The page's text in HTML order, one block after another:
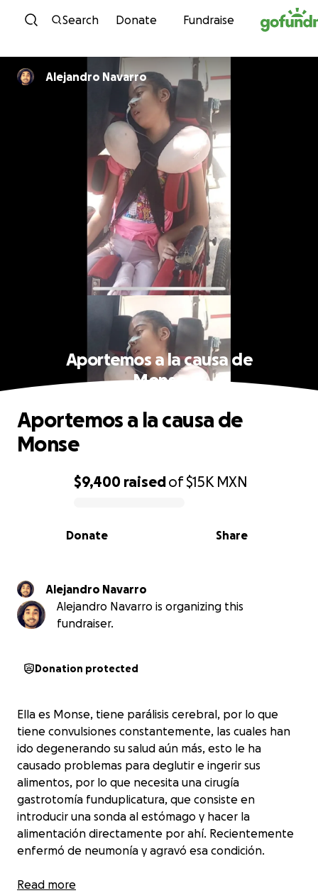
Skip to content
Search Donate Fundraise
Alejandro Navarro
Aportemos a la causa de
Monse
0% complete
$9,400 raisedof$15K MXN
Share
Donate
Aportemos a la causa de
Monse
Alejandro Navarro
Alejandro Navarro is organizing this
fundraiser.
Donation protected
Ella es Monse, tiene parálisis cerebral, por lo que
tiene convulsiones constantemente, las cuales han
ido degenerando su salud aún más, esto le ha
causado problemas para deglutir e ingerir sus
alimentos, por lo que necesita una cirugía
gastrotomía funduplicatura, que consiste en
introducir una sonda al estómago y hacer la
alimentación directamente por ahí. Recientemente
enfermó de neumonía y agravó esa condición.
Su madre Claudia Verenice Anaya, soltera, ha estado
Read more